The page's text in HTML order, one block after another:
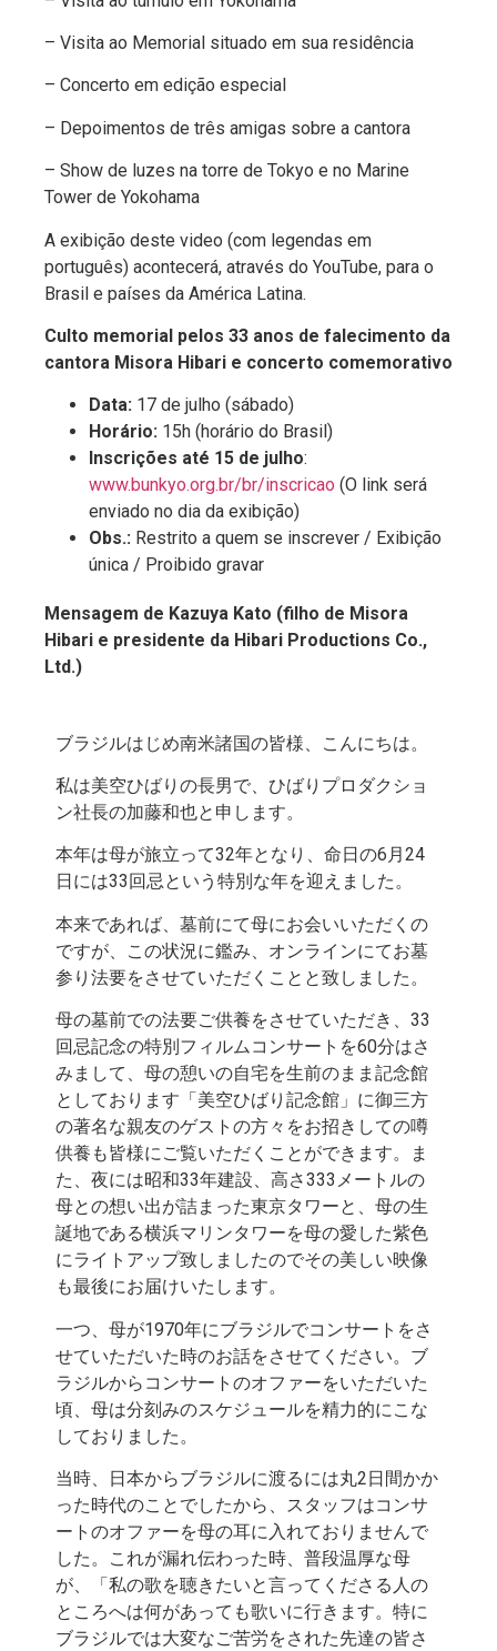
– Visita ao Memorial situado em sua residência
– Concerto em edição especial
– Depoimentos de três amigas sobre a cantora
– Show de luzes na torre de Tokyo e no Marine
Tower de Yokohama
A exibição deste video (com legendas em
português) acontecerá, através do YouTube, para o
Brasil e países da América Latina.
Culto memorial pelos 33 anos de falecimento da
cantora Misora Hibari e concerto comemorativo
Data: 17 de julho (sábado)
Horário: 15h (horário do Brasil)
Inscrições até 15 de julho:
www.bunkyo.org.br/br/inscricao (O link será
enviado no dia da exibição)
Obs.: Restrito a quem se inscrever / Exibição
única / Proibido gravar
Mensagem de Kazuya Kato (filho de Misora
Hibari e presidente da Hibari Productions Co.,
Ltd.)
ブラジルはじめ南米諸国の皆様、こんにちは。
私は美空ひばりの長男で、ひばりプロダクショ
ン社長の加藤和也と申します。
本年は母が旅立って32年となり、命日の6月24
日には33回忌という特別な年を迎えました。
本来であれば、墓前にて母にお会いいただくの
ですが、この状況に鑑み、オンラインにてお墓
参り法要をさせていただくことと致しました。
母の墓前での法要ご供養をさせていただき、33
回忌記念の特別フィルムコンサートを60分はさ
みまして、母の憩いの自宅を生前のまま記念館
としております「美空ひばり記念館」に御三方
の著名な親友のゲストの方々をお招きしての噂
供養も皆様にご覧いただくことができます。ま
た、夜には昭和33年建設、高さ333メートルの
母との想い出が詰まった東京タワーと、母の生
誕地である横浜マリンタワーを母の愛した紫色
にライトアップ致しましたのでその美しい映像
も最後にお届けいたします。
一つ、母が1970年にブラジルでコンサートをさ
せていただいた時のお話をさせてください。ブ
ラジルからコンサートのオファーをいただいた
頃、母は分刻みのスケジュールを精力的にこな
しておりました。
当時、日本からブラジルに渡るには丸2日間かか
った時代のことでしたから、スタッフはコンサ
ートのオファーを母の耳に入れておりませんで
した。これが漏れ伝わった時、普段温厚な母
が、「私の歌を聴きたいと言ってくださる人の
ところへは何があっても歌いに行きます。特に
ブラジルでは大変なご苦労をされた先達の皆さ